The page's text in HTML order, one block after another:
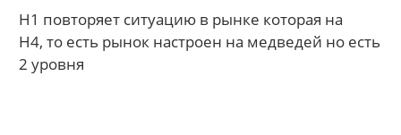
H1 повторяет ситуацию в рынке которая на
H4, то есть рынок настроен на медведей но есть
2 уровня